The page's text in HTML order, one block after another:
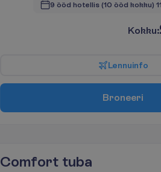
9 ööd hotellis (10 ööd kokku)
Kokku:
Lennuinfo
Broneeri
Comfort tuba